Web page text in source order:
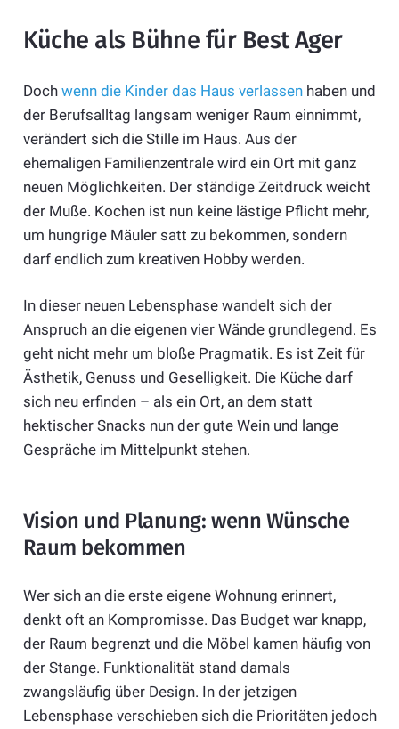
Küche als Bühne für Best Ager
Doch wenn die Kinder das Haus verlassenhaben und
der Berufsalltag langsam weniger Raum einnimmt,
verändert sich die Stille im Haus. Aus der
ehemaligen Familienzentrale wird ein Ort mit ganz
neuen Möglichkeiten. Der ständige Zeitdruck weicht
der Muße. Kochen ist nun keine lästige Pflicht mehr,
um hungrige Mäuler satt zu bekommen, sondern
darf endlich zum kreativen Hobby werden.
In dieser neuen Lebensphase wandelt sich der
Anspruch an die eigenen vier Wände grundlegend. Es
geht nicht mehr um bloße Pragmatik. Es ist Zeit für
Ästhetik, Genuss und Geselligkeit. Die Küche darf
sich neu erfinden – als ein Ort, an dem statt
hektischer Snacks nun der gute Wein und lange
Gespräche im Mittelpunkt stehen.
Vision und Planung: wenn Wünsche
Raum bekommen
Wer sich an die erste eigene Wohnung erinnert,
denkt oft an Kompromisse. Das Budget war knapp,
der Raum begrenzt und die Möbel kamen häufig von
der Stange. Funktionalität stand damals
zwangsläufig über Design. In der jetzigen
Lebensphase verschieben sich die Prioritäten jedoch